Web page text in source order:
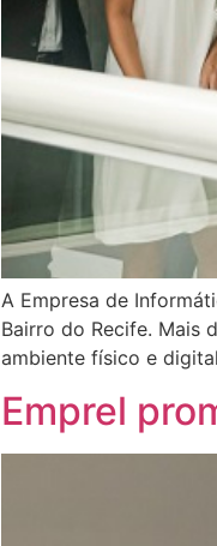
A Empresa de
Bairro do Recife. Mais
ambiente físico e
Emprel